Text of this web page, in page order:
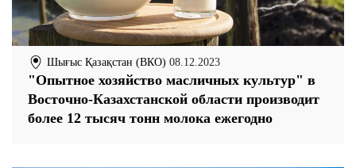
Шығыс Қазақстан (ВКО) 08.12.2023
"Опытное хозяйство масличных культур" в
Восточно-Казахстанской области производит
более 12 тысяч тонн молока ежегодно